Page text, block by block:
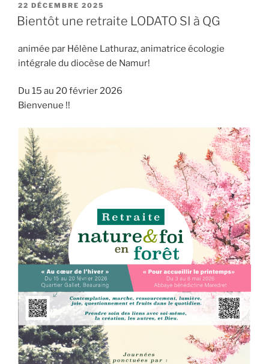
PUBLIÉ
LE
22 DÉCEMBRE 2025
Bientôt une retraite LODATO SI à QG
animée par Hélène Lathuraz, animatrice écologie
intégrale du diocèse de Namur!
Du 15 au 20 février 2026
Bienvenue !!